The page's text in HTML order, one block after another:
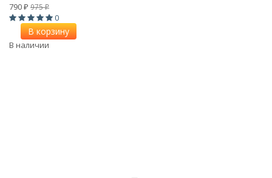
790 ₽ 975₽
0
В корзину
В наличии